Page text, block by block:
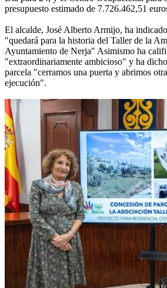
presupuesto estimado de 7.726.462,51
El alcalde, José Alberto Armijo, ha
"quedará para la historia del Taller de la
Ayuntamiento de Nerja" Asimismo ha
"extraordinariamente ambicioso" y ha
parcela "cerramos una puerta y abrimos
ejecución".